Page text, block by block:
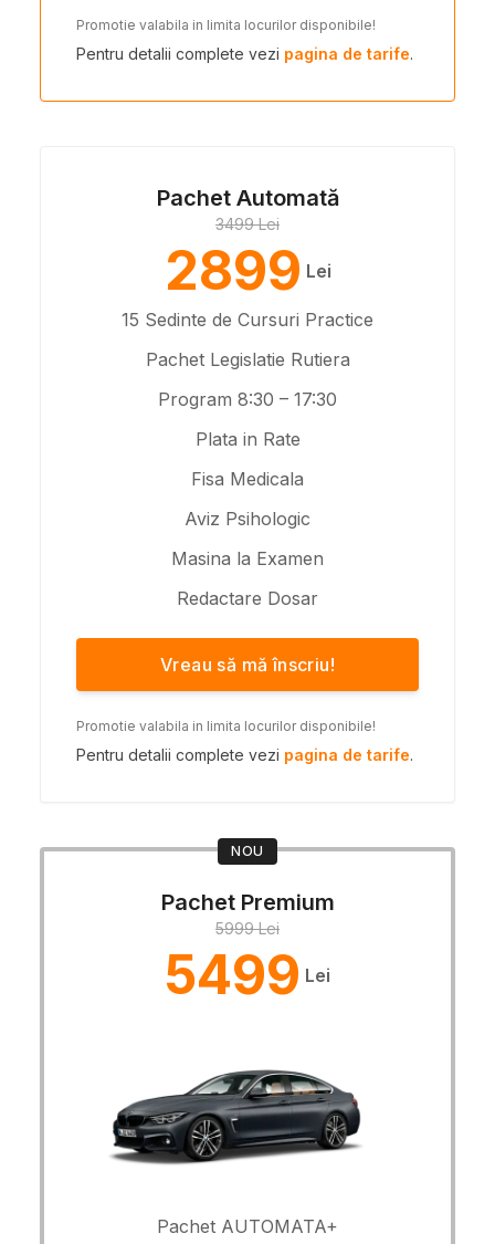
Promotie valabila in limita locurilor disponibile!
Pentru detalii complete vezi pagina de tarife.
Pachet Automată
3499 Lei
2899 Lei
15 Sedinte de Cursuri Practice
Pachet Legislatie Rutiera
Program 8:30 – 17:30
Plata in Rate
Fisa Medicala
Aviz Psihologic
Masina la Examen
Redactare Dosar
Vreau să mă înscriu!
Promotie valabila in limita locurilor disponibile!
Pentru detalii complete vezi pagina de tarife.
NOU
Pachet Premium
5999 Lei
5499 Lei
Pachet AUTOMATA+